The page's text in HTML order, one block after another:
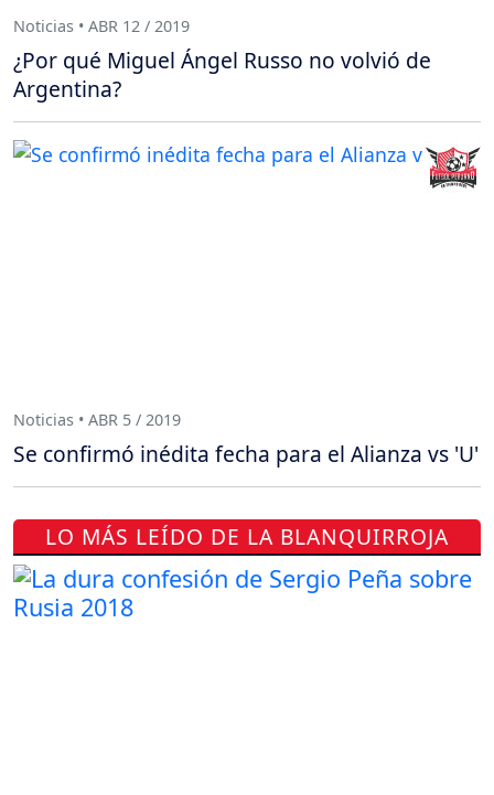
Noticias • ABR 12 / 2019
¿Por qué Miguel Ángel Russo no volvió de
Argentina?
Noticias • ABR 5 / 2019
Se confirmó inédita fecha para el Alianza vs 'U'
LO MÁS LEÍDO DE LA BLANQUIRROJA